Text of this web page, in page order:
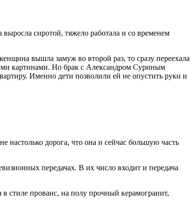
выросла сиротой, тяжело работала и со временем
вышла замуж во второй раз, то сразу переехала
картинами. Но брак с Александром Суриным
Именно дети позволили ей не опустить руки и
дорога, что она и сейчас большую часть
передачах. В их число входит и передача
стиле прованс, на полу прочный керамогранит,